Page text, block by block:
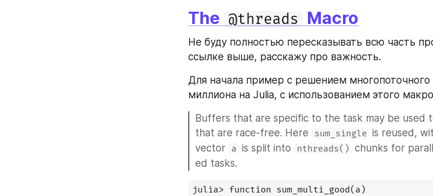
The @threads Macro
Не буду полностью пересказывать всю часть
ссылке выше, расскажу про важность.
Для начала пример с решением многопоточного
миллиона на Julia, с использованием этого
Buffers that are specific to the task may be used
that are race-free. Here
sum_single is reused,
vector a is split into nthreads() chunks for
ed tasks.
julia> function sum_multi_good(a)